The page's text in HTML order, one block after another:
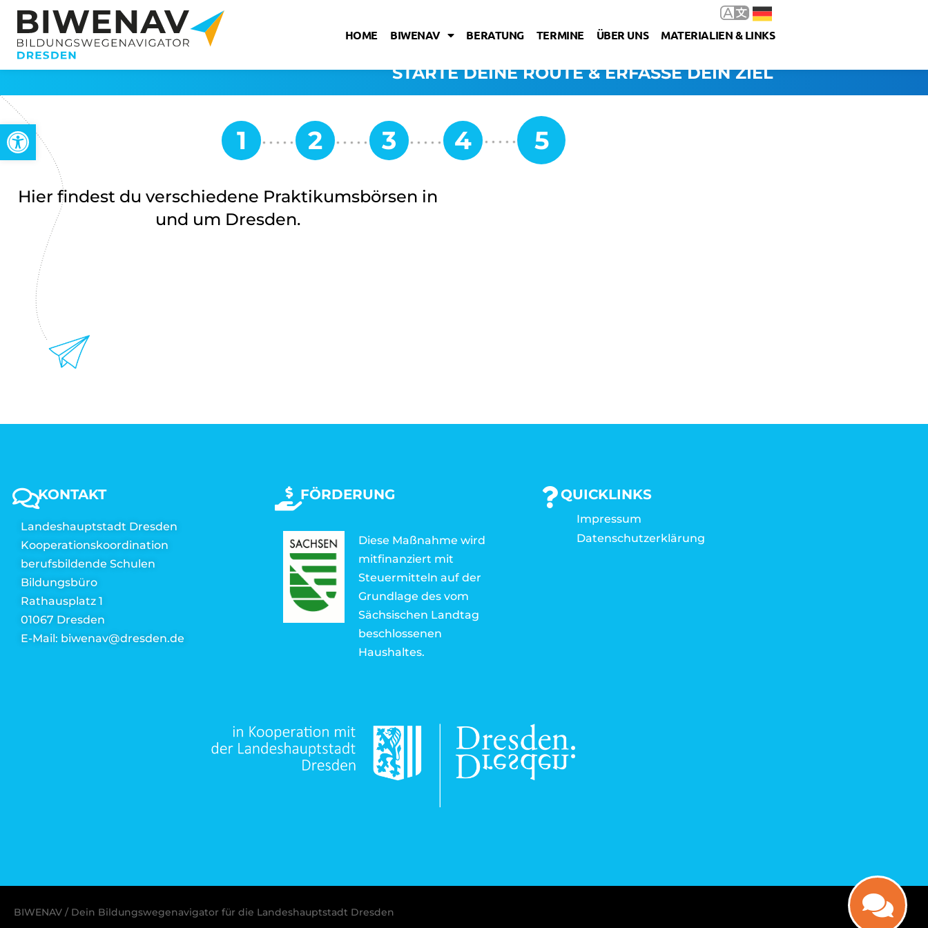
Werkzeugleiste öffnen
HOME BIWENAV BERATUNG TERMINE ÜBER UNS MATERIALIEN & LINKS
STARTE DEINE ROUTE & ERFASSE DEIN ZIEL
Hier findest du verschiedene Praktikumsbörsen in
und um Dresden.
KONTAKT
Landeshauptstadt Dresden
Kooperationskoordination
berufsbildende Schulen
Bildungsbüro
Rathausplatz 1
01067 Dresden
E-Mail: biwenav@dresden.de
FÖRDERUNG
Diese Maßnahme wird
mitfinanziert mit
Steuermitteln auf der
Grundlage des vom
Sächsischen Landtag
beschlossenen
Haushaltes.
QUICKLINKS
Impressum
Datenschutzerklärung
BIWENAV / Dein Bildungswegenavigator für die Landeshauptstadt Dresden